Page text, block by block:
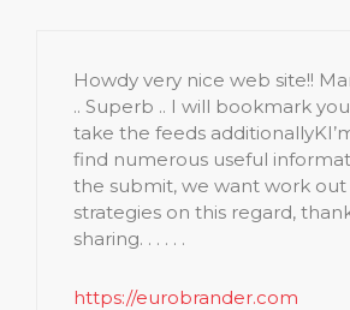
Howdy very nice web site!!
.. Superb .. I will bookmark
take the feeds
find numerous useful
the submit, we want work
strategies on this regard,
sharing. . . . . .
https://eurobrander.com